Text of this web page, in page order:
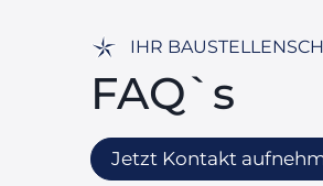
IHR
FAQ`s
Jetzt Kontakt